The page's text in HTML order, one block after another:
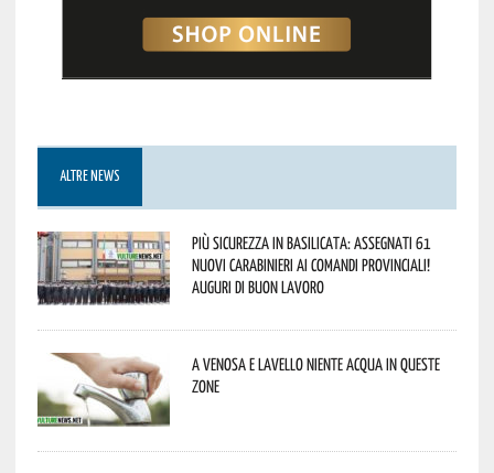
ALTRE NEWS
Più sicurezza in Basilicata: assegnati 61
nuovi Carabinieri ai Comandi provinciali!
Auguri di buon lavoro
A Venosa e Lavello niente acqua in queste
zone